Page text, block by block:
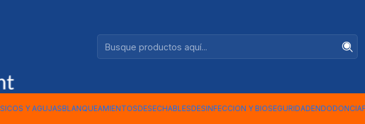
Y AGUJASBLANQUEAMIENTOSDESECHABLESDESINFECCION Y BIOSEGURIDADENDODONCIA